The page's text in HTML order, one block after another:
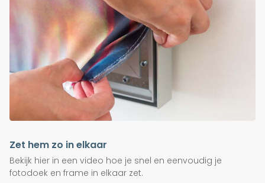
Zet hem zo in elkaar
Bekijk hier in een video hoe je snel en eenvoudig je
fotodoek en frame in elkaar zet.